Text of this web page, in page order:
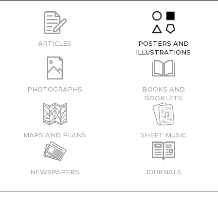
ARTICLES
POSTERS AND
ILLUSTRATIONS
PHOTOGRAPHS
BOOKS AND
BOOKLETS
MAPS AND PLANS SHEET MUSIC
NEWSPAPERS JOURNALS